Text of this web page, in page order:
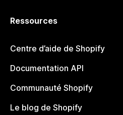
Ressources
Centre d’aide de Shopify
Documentation API
Communauté Shopify
Le blog de Shopify